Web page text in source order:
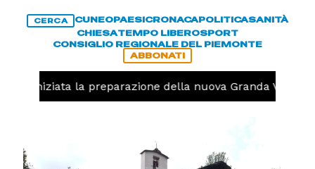
CERCA CUNEOPAESICRONACAPOLITICASANITÀ
CHIESATEMPO LIBEROSPORT
CONSIGLIO REGIONALE DEL PIEMONTE
ABBONATI
iniziata la preparazione della nuova Granda Volley